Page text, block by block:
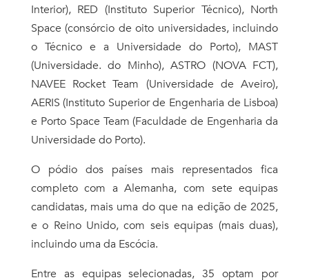
Interior), RED (Instituto Superior Técnico), North
Space (consórcio de oito universidades, incluindo
o Técnico e a Universidade do Porto), MAST
(Universidade. do Minho), ASTRO (NOVA FCT),
NAVEE Rocket Team (Universidade de Aveiro),
AERIS (Instituto Superior de Engenharia de Lisboa)
e Porto Space Team (Faculdade de Engenharia da
Universidade do Porto).
O pódio dos países mais representados fica
completo com a Alemanha, com sete equipas
candidatas, mais uma do que na edição de 2025,
e o Reino Unido, com seis equipas (mais duas),
incluindo uma da Escócia.
Entre as equipas selecionadas, 35 optam por